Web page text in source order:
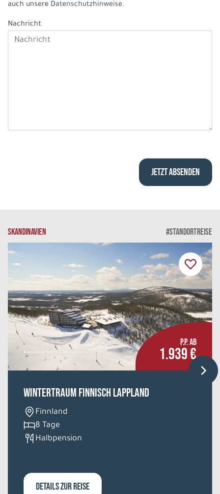
auch unsere Datenschutzhinweise.
Nachricht
SKANDINAVIEN #STANDORTREISE
Kassiopeia Hotels & Restaurants
P.P. AB
1.939 €
Wintertraum Finnisch Lappland
Finnland
8 Tage
Halbpension
DETAILS ZUR REISE